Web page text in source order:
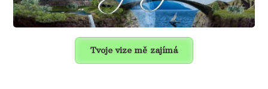
Tvoje vize mě zajímá